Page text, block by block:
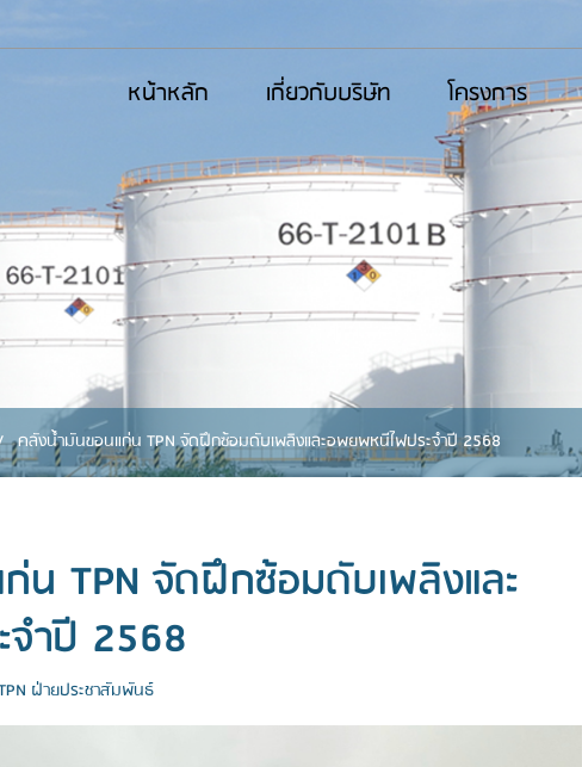
หน้าหลัก เกี่ยวกับบริษัท โครงการ
คลังน้ำมันขอนแก่น TPN จัดฝึกซ้อมดับเพลิงและอพยพหนีไฟประจำปี 2568
น TPN จัดฝึกซ้อมดับเพลิงและ
ำปี 2568
ฝ่ายประชาสัมพันธ์